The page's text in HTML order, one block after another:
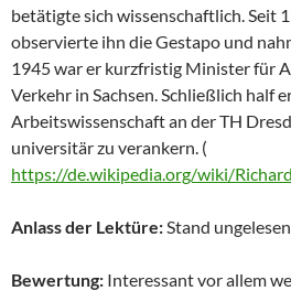
betätigte sich wissenschaftlich. Seit
observierte ihn die Gestapo und
1945 war er kurzfristig Minister für
Verkehr in Sachsen. Schließlich half
Arbeitswissenschaft an der TH
universitär zu verankern. (
https://de.wikipedia.org/wiki/
Anlass der Lektüre: Stand
Bewertung: Interessant vor allem